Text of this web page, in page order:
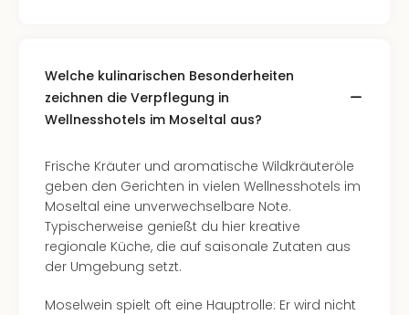
Welche kulinarischen Besonderheiten
zeichnen die Verpflegung in
Wellnesshotels im Moseltal aus?
Frische Kräuter und aromatische Wildkräuteröle
geben den Gerichten in vielen Wellnesshotels im
Moseltal eine unverwechselbare Note.
Typischerweise genießt du hier kreative
regionale Küche, die auf saisonale Zutaten aus
der Umgebung setzt.
Moselwein spielt oft eine Hauptrolle: Er wird nicht